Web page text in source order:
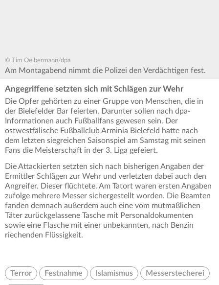
© Tim Oelbermann/dpa
Am Montagabend nimmt die Polizei den Verdächtigen fest.
Angegriffene setzten sich mit Schlägen zur Wehr
Die Opfer gehörten zu einer Gruppe von Menschen, die in
der Bielefelder Bar feierten. Darunter sollen nach dpa-
Informationen auch Fußballfans gewesen sein. Der
ostwestfälische Fußballclub Arminia Bielefeld hatte nach
dem letzten siegreichen Saisonspiel am Samstag mit seinen
Fans die Meisterschaft in der 3. Liga gefeiert.
Die Attackierten setzten sich nach bisherigen Angaben der
Ermittler Schlägen zur Wehr und verletzten dabei auch den
Angreifer. Dieser flüchtete. Am Tatort waren ersten Angaben
zufolge mehrere Messer sichergestellt worden. Die Beamten
fanden demnach außerdem auch eine vom mutmaßlichen
Täter zurückgelassene Tasche mit Personaldokumenten
sowie eine Flasche mit einer unbekannten, nach Benzin
riechenden Flüssigkeit.
Terror Festnahme Islamismus Messerstecherei